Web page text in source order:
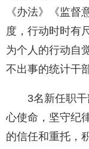
《办法》《监督
度，行动时时有
为个人的行动自
不出事的统计干部
3名新任职干
心使命，坚守纪
的信任和重托，